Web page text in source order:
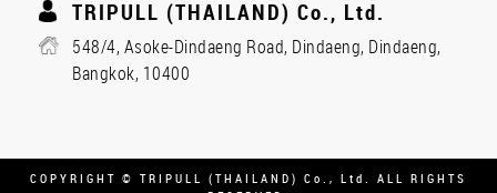
TRIPULL (THAILAND) Co., Ltd.
548/4, Asoke-Dindaeng Road, Dindaeng, Dindaeng,
Bangkok, 10400
COPYRIGHT © TRIPULL (THAILAND) Co., Ltd. ALL RIGHTS